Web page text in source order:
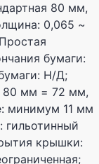
80 мм,
0,065 ~
бумаги:
Н/Д;
80 мм = 72 мм,
минимум 11 мм
гильотинный
крышки: